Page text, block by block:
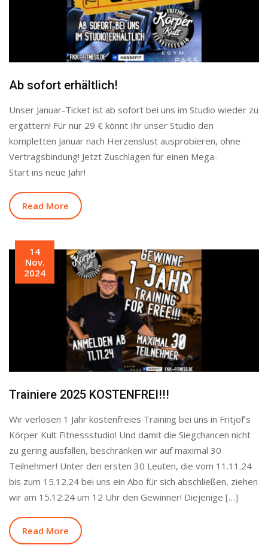
Ab sofort erhältlich!
Unser Januar-Ticket ist ab sofort bei uns im Studio wieder zu
ergattern! Für nur 29 € könnt Ihr unser Studio den
kompletten Januar nach Herzenslust ausprobieren, ohne
Vertragsbindung! Jetzt Zuschlagen für einen Mega-
Start ins neue Jahr!
Read More
14
Nov.
2024
Trainiere 2025 KOSTENFREI!!!
Wir verlosen 1 Jahr kostenfreies Training bei uns in Fritjof’s
Körper Kult Fitnessstudio! Und damit die Siegchancen nicht
zu gering ausfallen, beschränken wir auf maximal 30
Teilnehmer! Unter den ersten 30 Leuten, die vom 11.11.24
bis zum 15.12.24 bei uns ein Abo für sich abschließen, ziehen
wir am 15.12.24 um 12 Uhr den Gewinner! Diejenige […]
Read More